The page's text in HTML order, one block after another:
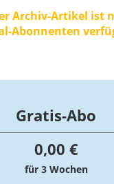
Wähler zu
Ausgaben
Archiv-Artikel ist
Abonnenten
Gratis-Abo
0,00 €
für 3 Wochen